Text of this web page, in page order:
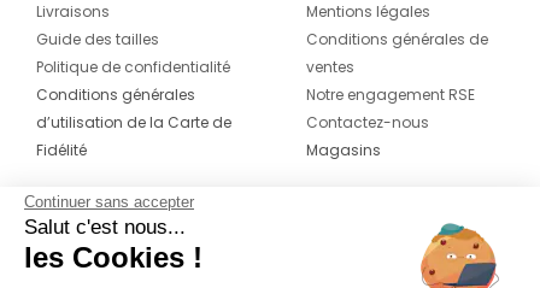
Livraisons
Guide des tailles
Politique de confidentialité
Conditions générales
d’utilisation de la Carte de
Fidélité
Mentions légales
Conditions générales de
ventes
Notre engagement RSE
Contactez-nous
Magasins
CONTACT
04 42 20 78 42
Continuer sans accepter
Salut c'est nous...
les Cookies !